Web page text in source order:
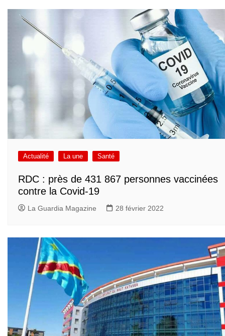
Actualité La une Santé
RDC : près de 431 867 personnes vaccinées
contre la Covid-19
La Guardia Magazine 28 février 2022